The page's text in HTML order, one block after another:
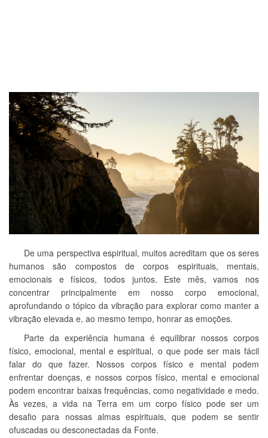
De uma perspectiva espiritual, muitos acreditam que os seres
humanos são compostos de corpos espirituais, mentais,
emocionais e físicos, todos juntos. Este mês, vamos nos
concentrar principalmente em nosso corpo emocional,
aprofundando o tópico da vibração para explorar como manter a
vibração elevada e, ao mesmo tempo, honrar as emoções.
Parte da experiência humana é equilibrar nossos corpos
físico, emocional, mental e espiritual, o que pode ser mais fácil
falar do que fazer. Nossos corpos físico e mental podem
enfrentar doenças, e nossos corpos físico, mental e emocional
podem encontrar baixas frequências, como negatividade e medo.
Às vezes, a vida na Terra em um corpo físico pode ser um
desafio para nossas almas espirituais, que podem se sentir
ofuscadas ou desconectadas da Fonte.